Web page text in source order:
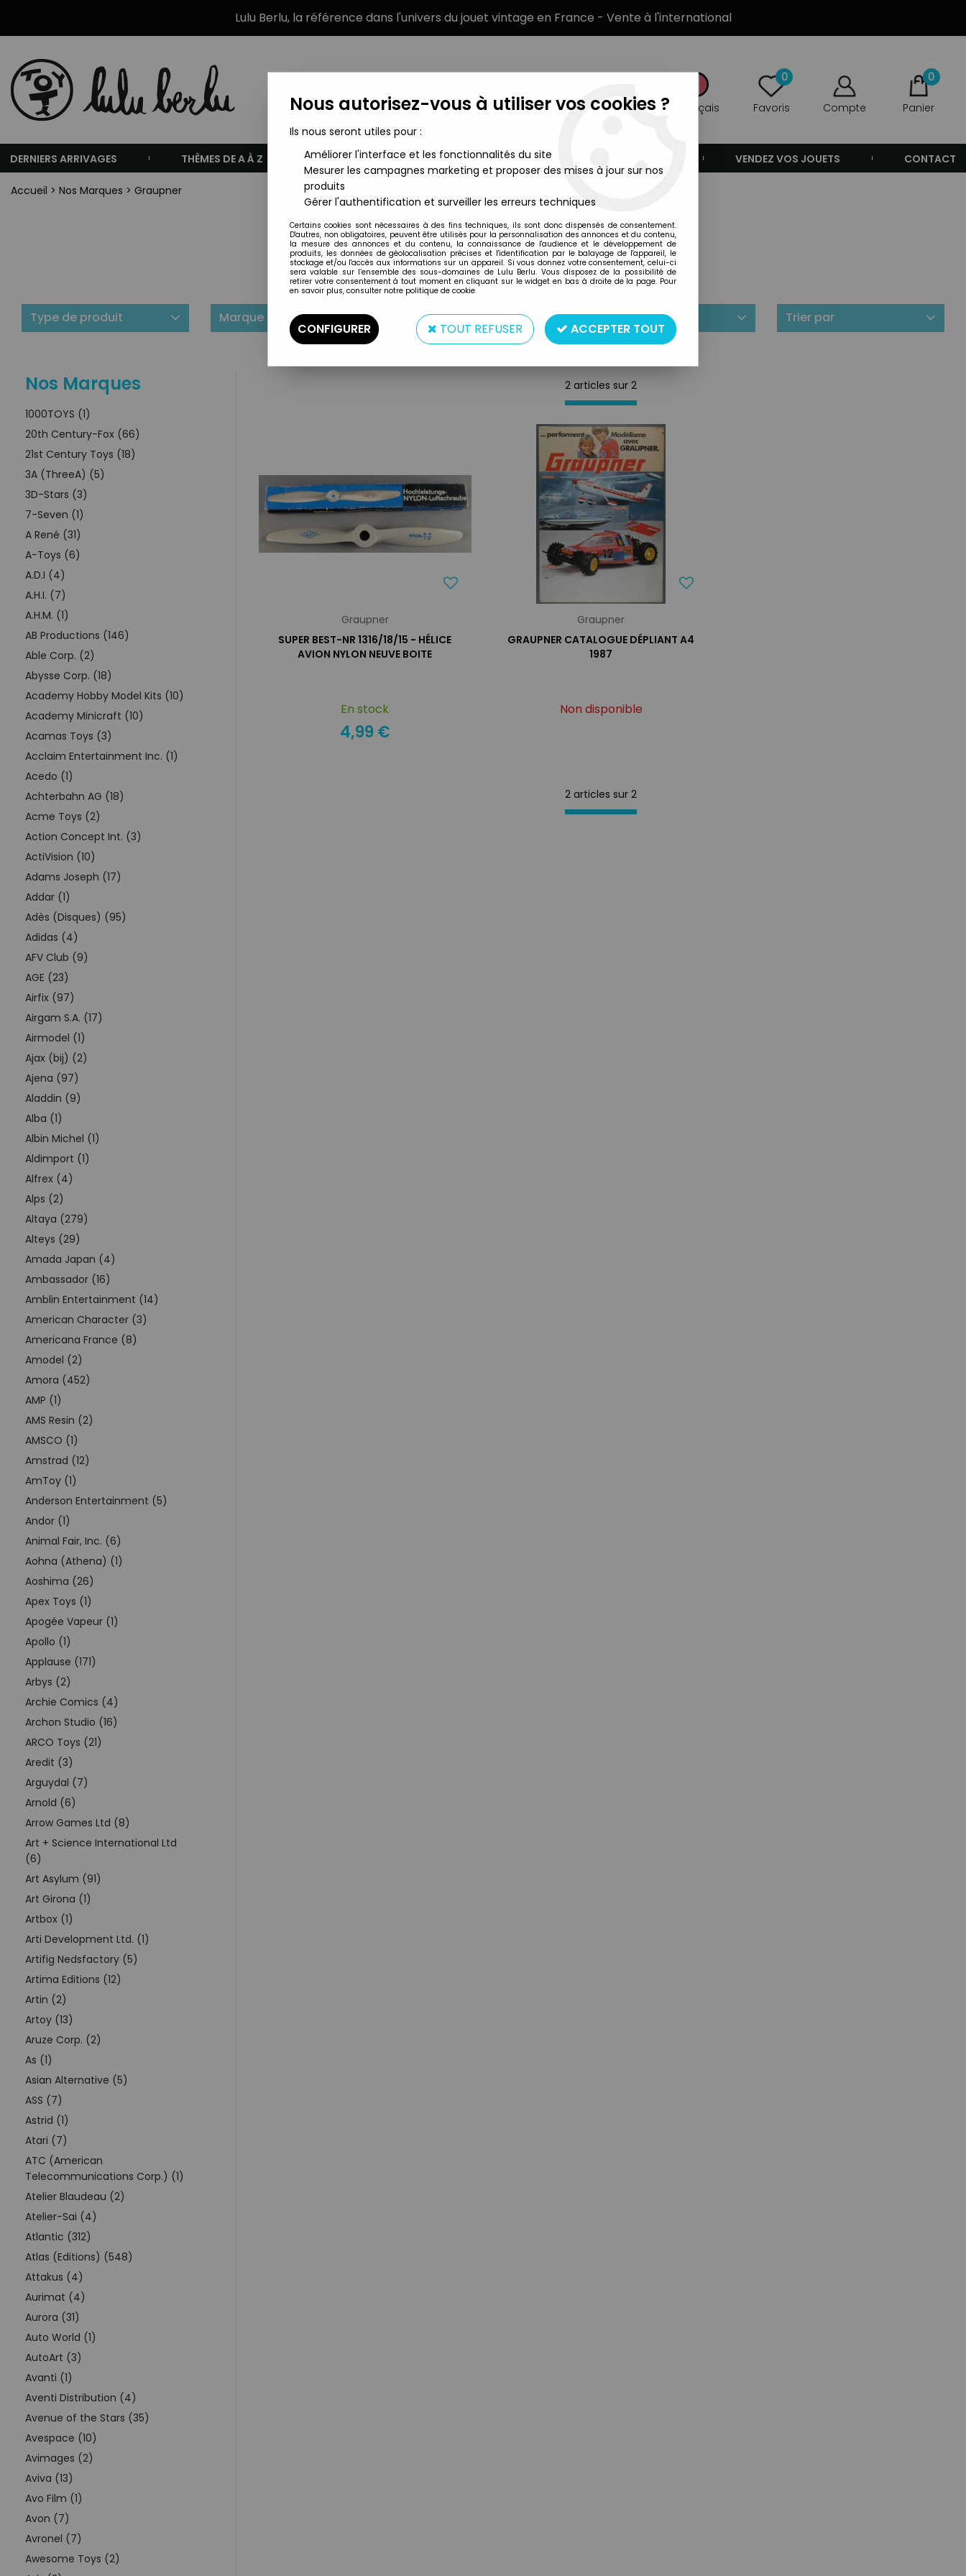
Lulu Berlu, la référence dans l'univers du jouet vintage en France - Vente à l'international
Français
0
Favoris Compte
0
Panier
DERNIERS ARRIVAGES THÈMES DE A À Z MARQUES TYPE DE PRODUIT VENDEZ VOS JOUETS CONTACT
Accueil > Nos Marques > Graupner
Graupner
Type de produit Marque Prix Disponibilité Trier par
Nos Marques
1000TOYS (1)
20th Century-Fox (66)
21st Century Toys (18)
3A (ThreeA) (5)
3D-Stars (3)
7-Seven (1)
A René (31)
A-Toys (6)
A.D.I (4)
A.H.I. (7)
A.H.M. (1)
AB Productions (146)
Able Corp. (2)
Abysse Corp. (18)
Academy Hobby Model Kits (10)
Academy Minicraft (10)
Acamas Toys (3)
Acclaim Entertainment Inc. (1)
Acedo (1)
Achterbahn AG (18)
Acme Toys (2)
Action Concept Int. (3)
ActiVision (10)
Adams Joseph (17)
Addar (1)
Adès (Disques) (95)
Adidas (4)
AFV Club (9)
AGE (23)
Airfix (97)
Airgam S.A. (17)
Airmodel (1)
Ajax (bij) (2)
Ajena (97)
Aladdin (9)
Alba (1)
Albin Michel (1)
Aldimport (1)
Alfrex (4)
Alps (2)
Altaya (279)
Alteys (29)
Amada Japan (4)
Ambassador (16)
Amblin Entertainment (14)
American Character (3)
Americana France (8)
Amodel (2)
Amora (452)
AMP (1)
AMS Resin (2)
AMSCO (1)
Amstrad (12)
AmToy (1)
Anderson Entertainment (5)
Andor (1)
Animal Fair, Inc. (6)
Aohna (Athena) (1)
Aoshima (26)
Apex Toys (1)
Apogée Vapeur (1)
Apollo (1)
Applause (171)
Arbys (2)
Archie Comics (4)
Archon Studio (16)
ARCO Toys (21)
Aredit (3)
Arguydal (7)
Arnold (6)
Arrow Games Ltd (8)
Art + Science International Ltd
(6)
Art Asylum (91)
Art Girona (1)
Artbox (1)
Arti Development Ltd. (1)
Artifig Nedsfactory (5)
Artima Editions (12)
Artin (2)
Artoy (13)
Aruze Corp. (2)
As (1)
Asian Alternative (5)
ASS (7)
Astrid (1)
Atari (7)
ATC (American
Telecommunications Corp.) (1)
Atelier Blaudeau (2)
Atelier-Sai (4)
Atlantic (312)
Atlas (Editions) (548)
Attakus (4)
Aurimat (4)
Aurora (31)
Auto World (1)
AutoArt (3)
Avanti (1)
Aventi Distribution (4)
Avenue of the Stars (35)
Avespace (10)
Avimages (2)
Aviva (13)
Avo Film (1)
Avon (7)
Avronel (7)
Awesome Toys (2)
2 articles sur 2
Graupner
SUPER BEST-NR 1316/18/15 - HÉLICE
AVION NYLON NEUVE BOITE
En stock
4,99 €
Graupner
GRAUPNER CATALOGUE DÉPLIANT A4
1987
Non disponible
2 articles sur 2
Nous autorisez-vous à utiliser vos cookies ?
Ils nous seront utiles pour :
Améliorer l'interface et les fonctionnalités du site
Mesurer les campagnes marketing et proposer des mises à jour sur nos
produits
Gérer l'authentification et surveiller les erreurs techniques
Certains cookies sont nécessaires à des fins techniques, ils sont donc dispensés de consentement.
D'autres, non obligatoires, peuvent être utilisés pour la personnalisation des annonces et du contenu,
la mesure des annonces et du contenu, la connaissance de l'audience et le développement de
produits, les données de géolocalisation précises et l'identification par le balayage de l'appareil, le
stockage et/ou l'accès aux informations sur un appareil. Si vous donnez votre consentement, celui-ci
sera valable sur l’ensemble des sous-domaines de Lulu Berlu. Vous disposez de la possibilité de
retirer votre consentement à tout moment en cliquant sur le widget en bas à droite de la page. Pour
en savoir plus, consulter notre politique de cookie.
CONFIGURER TOUT REFUSER ACCEPTER TOUT